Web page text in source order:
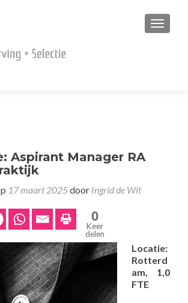
MENU
Aspirant Manager RA
17 maart 2025door Ingrid de Wit
0
Keer
delen
Locatie:
Rotterd
am, 1,0
FTE